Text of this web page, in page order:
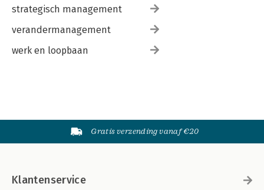
strategisch management
verandermanagement
werk en loopbaan
Gratis verzending vanaf €20
Klantenservice